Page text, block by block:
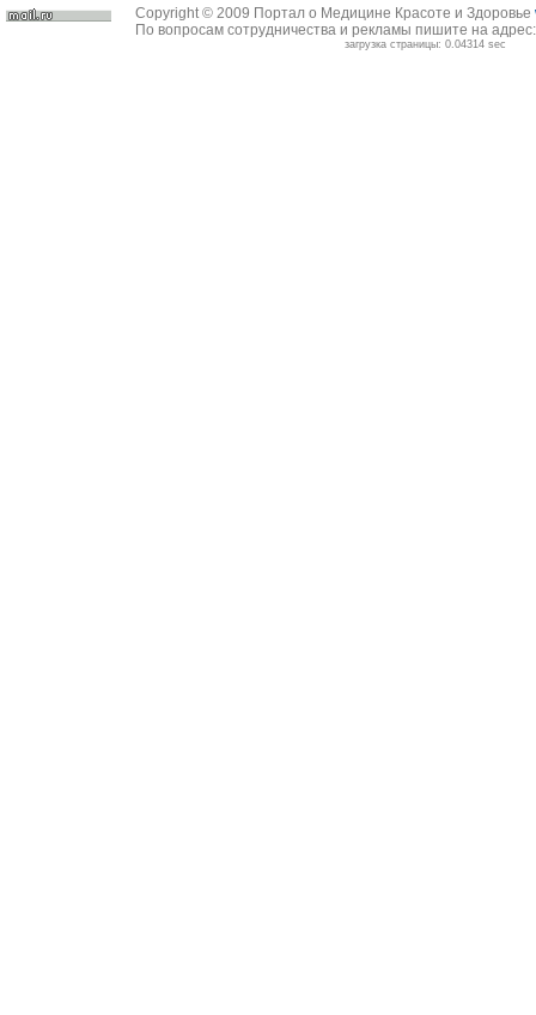
Copyright © 2009 Портал о Медицине Красоте и Здоровье
По вопросам сотрудничества и рекламы пишите на
загрузка страницы: 0.04314 sec